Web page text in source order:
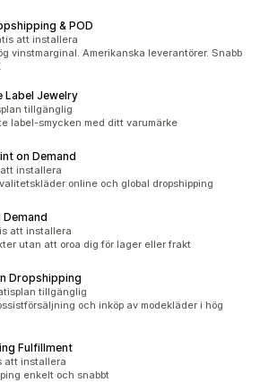
& POD
totaltatt installera
vinstmarginal. Amerikanska leverantörer. Snabb
Label Jewelry
tillgänglig
label-smycken med ditt varumärke
on Demand
installera
online och global dropshipping
Demand
att installera
utan att oroa dig för lager eller frakt
Dropshipping
totalt
tillgänglig
och inköp av modekläder i hög
Fulfillment
att installera
enkelt och snabbt